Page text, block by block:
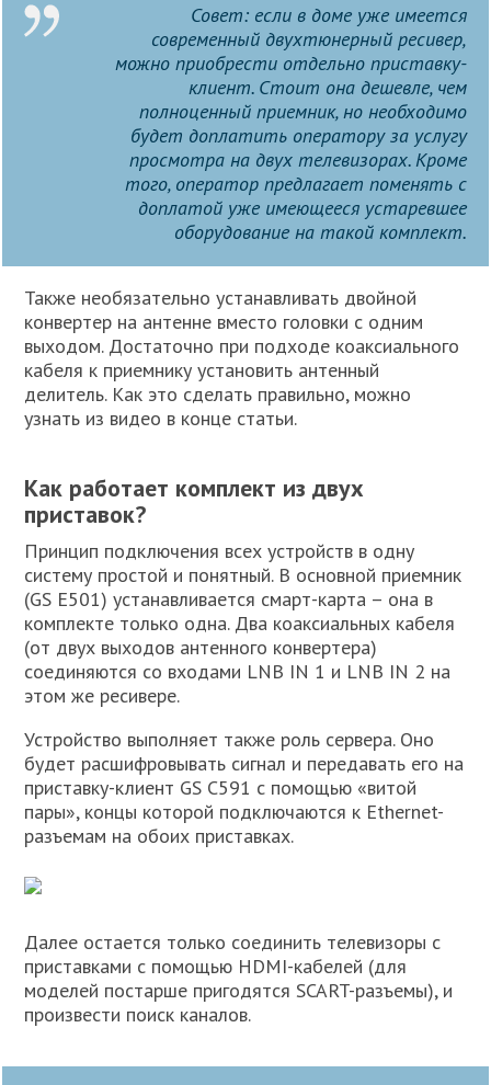
Совет: если в доме уже имеется
современный двухтюнерный ресивер,
можно приобрести отдельно приставку-
клиент. Стоит она дешевле, чем
полноценный приемник, но необходимо
будет доплатить оператору за услугу
просмотра на двух телевизорах. Кроме
того, оператор предлагает поменять с
доплатой уже имеющееся устаревшее
оборудование на такой комплект.
Также необязательно устанавливать двойной
конвертер на антенне вместо головки с одним
выходом. Достаточно при подходе коаксиального
кабеля к приемнику установить антенный
делитель. Как это сделать правильно, можно
узнать из видео в конце статьи.
Как работает комплект из двух
приставок?
Принцип подключения всех устройств в одну
систему простой и понятный. В основной приемник
(GS E501) устанавливается смарт-карта – она в
комплекте только одна. Два коаксиальных кабеля
(от двух выходов антенного конвертера)
соединяются со входами LNB IN 1 и LNB IN 2 на
этом же ресивере.
Устройство выполняет также роль сервера. Оно
будет расшифровывать сигнал и передавать его на
приставку-клиент GS C591 с помощью «витой
пары», концы которой подключаются к Ethernet-
разъемам на обоих приставках.
Далее остается только соединить телевизоры с
приставками с помощью HDMI-кабелей (для
моделей постарше пригодятся SCART-разъемы), и
произвести поиск каналов.